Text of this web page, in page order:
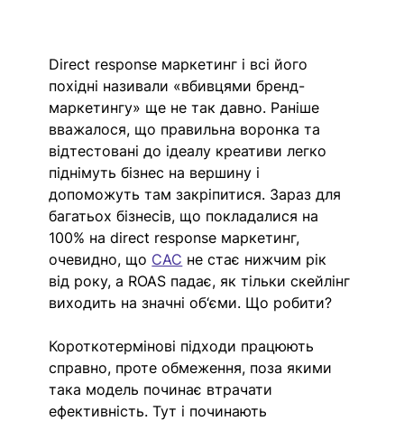
Direct response маркетинг і всі його
похідні називали «вбивцями бренд-
маркетингу» ще не так давно. Раніше
вважалося, що правильна воронка та
відтестовані до ідеалу креативи легко
піднімуть бізнес на вершину і
допоможуть там закріпитися. Зараз для
багатьох бізнесів, що покладалися на
100% на direct response маркетинг,
очевидно, що CAC не стає нижчим рік
від року, а ROAS падає, як тільки скейлінг
виходить на значні об‘єми. Що робити?
Короткотермінові підходи працюють
справно, проте обмеження, поза якими
така модель починає втрачати
ефективність. Тут і починають